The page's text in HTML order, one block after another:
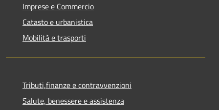
Imprese e Commercio
Catasto e urbanistica
Mobilità e trasporti
Tributi,finanze e contravvenzioni
Salute, benessere e assistenza